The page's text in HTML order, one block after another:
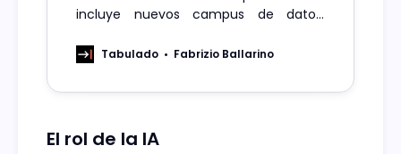
incluye nuevos campus de datos,
un fondo comunitario para impulsar el
Tabulado Fabrizio Ballarino
El rol de la IA